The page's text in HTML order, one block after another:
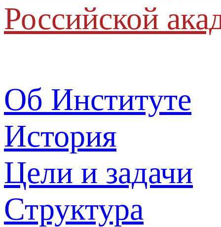
Российской
Об Институте
История
Цели и задачи
Структура